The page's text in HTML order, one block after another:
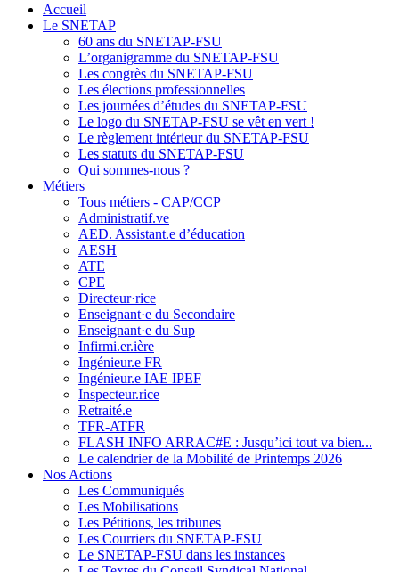
Accueil
Le SNETAP
60 ans du SNETAP-FSU
L’organigramme du SNETAP-FSU
Les congrès du SNETAP-FSU
Les élections professionnelles
Les journées d’études du SNETAP-FSU
Le logo du SNETAP-FSU se vêt en vert !
Le règlement intérieur du SNETAP-FSU
Les statuts du SNETAP-FSU
Qui sommes-nous ?
Métiers
Tous métiers - CAP/CCP
Administratif.ve
AED. Assistant.e d’éducation
AESH
ATE
CPE
Directeur·rice
Enseignant·e du Secondaire
Enseignant·e du Sup
Infirmi.er.ière
Ingénieur.e FR
Ingénieur.e IAE IPEF
Inspecteur.rice
Retraité.e
TFR-ATFR
FLASH INFO ARRAC#E : Jusqu’ici tout va bien...
Le calendrier de la Mobilité de Printemps 2026
Nos Actions
Les Communiqués
Les Mobilisations
Les Pétitions, les tribunes
Les Courriers du SNETAP-FSU
Le SNETAP-FSU dans les instances